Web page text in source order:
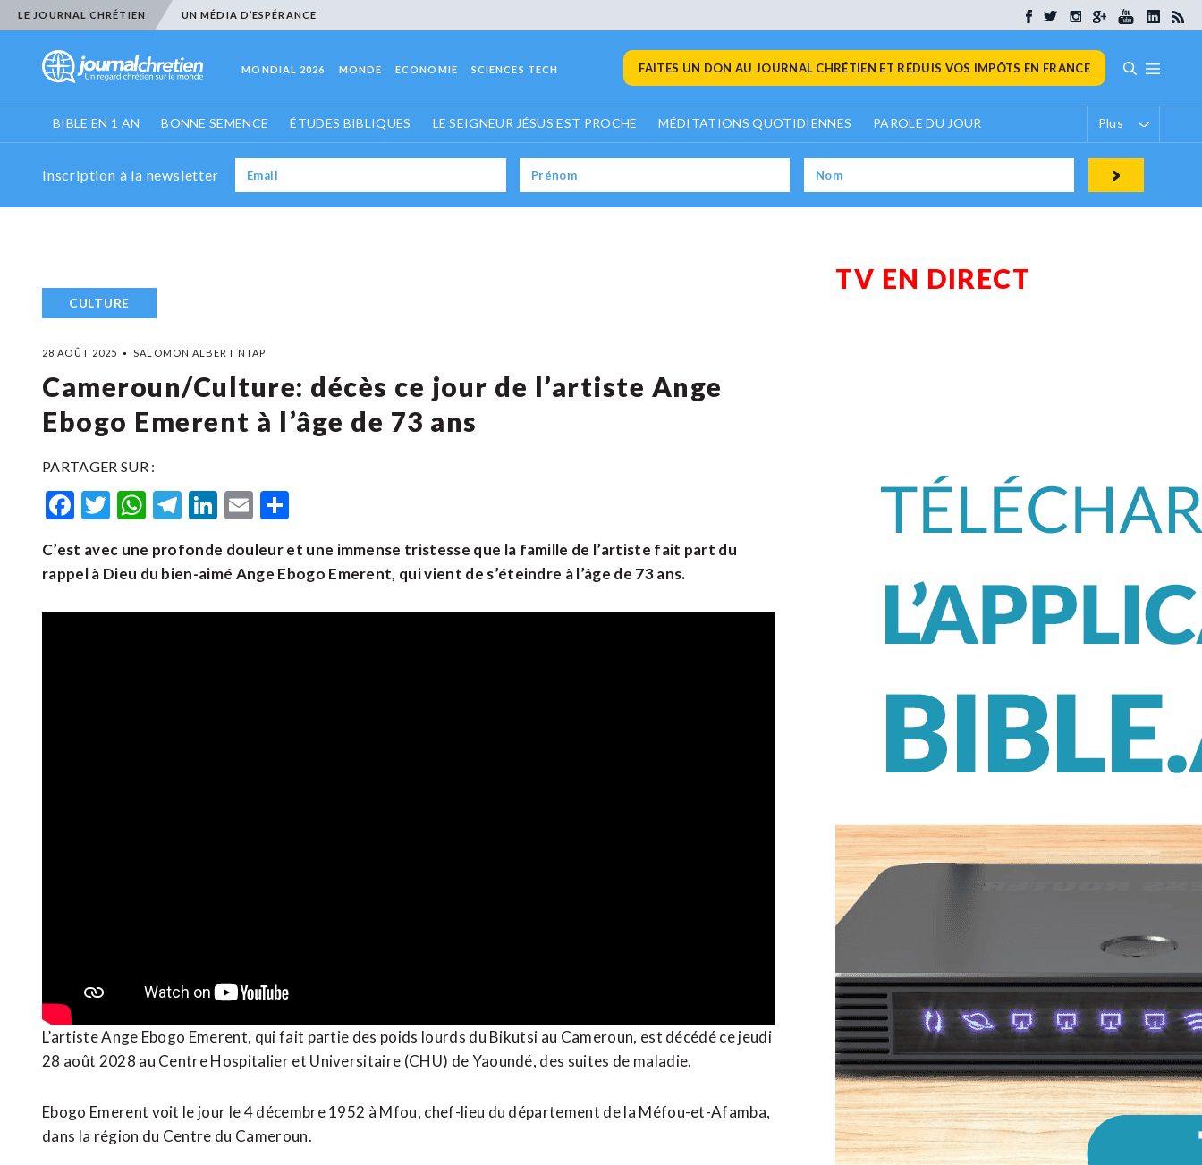
LE JOURNAL CHRÉTIEN UN MÉDIA D’ESPÉRANCE
MONDIAL 2026 MONDE ECONOMIE SCIENCES TECH FAITES UN DON AU JOURNAL CHRÉTIEN ET RÉDUIS VOS IMPÔTS EN FRANCE
BIBLE EN 1 AN BONNE SEMENCE ÉTUDES BIBLIQUES LE SEIGNEUR JÉSUS EST PROCHE MÉDITATIONS QUOTIDIENNES PAROLE DU JOUR Plus
Inscription à la newsletter
CULTURE
28 AOÛT 2025 SALOMON ALBERT NTAP
Cameroun/Culture: décès ce jour de l’artiste Ange
Ebogo Emerent à l’âge de 73 ans
PARTAGER SUR :
Facebook
Twitter
WhatsApp
Telegram
LinkedIn
Email
C’est avec une profonde douleur et une immense tristesse que la famille de l’artiste fait part du
rappel à Dieu du bien-aimé Ange Ebogo Emerent, qui vient de s’éteindre à l’âge de 73 ans.
L’artiste Ange Ebogo Emerent, qui fait partie des poids lourds du Bikutsi au Cameroun, est décédé ce jeudi
28 août 2028 au Centre Hospitalier et Universitaire (CHU) de Yaoundé, des suites de maladie.
Ebogo Emerent voit le jour le 4 décembre 1952 à Mfou, chef-lieu du département de la Méfou-et-Afamba,
dans la région du Centre du Cameroun.
TV EN DIRECT